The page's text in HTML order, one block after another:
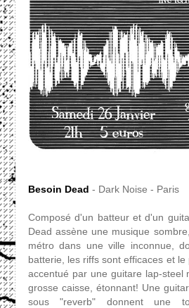
Besoin Dead - Dark Noise - Paris
Composé d'un batteur et d'un
Dead assène une musique
métro dans une ville inconnue,
batterie, les riffs sont efficaces et
accentué par une guitare lap-steel
grosse caisse, étonnant! Une
sous "reverb" donnent une